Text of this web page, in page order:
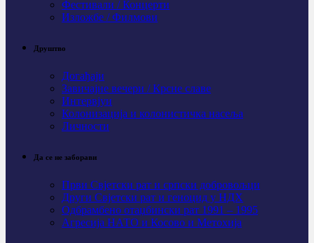
Фестивали / Концерти
Изложбе / Филмови
Друштво
Догађаји
Завичајне вечери / Крсне славе
Интервјуи
Колонизација и колонистичка насеља
Личности
Да се не заборави
Први Свјeтски рат и српски добровољци
Други Свјетски рат и геноцид у НДХ
Одбрамбено отаџбински рат 1991 – 1995
Агресија НАТО и Косово и Метохија